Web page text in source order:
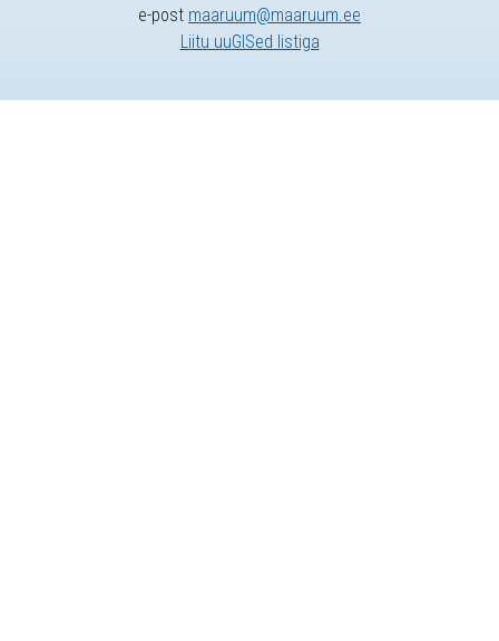
e-post maaruum@maaruum.ee
Liitu uuGISed listiga